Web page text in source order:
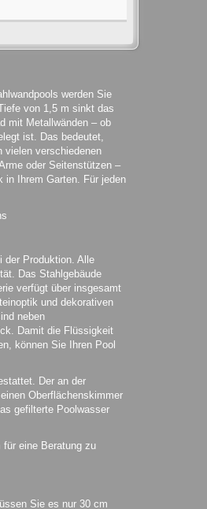
werden Sie
von 1,5 m sinkt das
mit Metallwänden – ob
ist. Das bedeutet,
vielen verschiedenen
oder Seitenstützen –
in Ihrem Garten. Für jeden
der Produktion. Alle
Das Stahlgebäude
verfügt über insgesamt
und dekorativen
neben
Damit die Flüssigkeit
können Sie Ihren Pool
Der an der
Oberflächenskimmer
gefilterte Poolwasser
eine Beratung zu
Sie es nur 30 cm